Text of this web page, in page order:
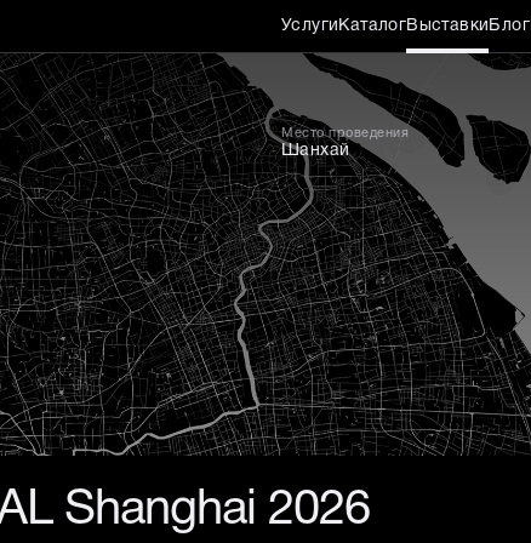
Услуги КаталогВыставки Блог
Место проведения
Шанхай
Shanghai 2026